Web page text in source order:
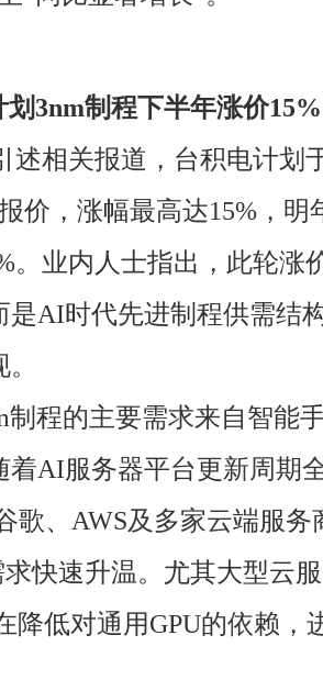
划3nm制程下半年涨价15%
述相关报道，台积电计划
价，涨幅最高达15%，明
。业内人士指出，此轮涨
是AI时代先进制程供需结
制程的主要需求来自智能
着AI服务器平台更新周期
歌、AWS及多家云端服务
求快速升温。尤其大型云
降低对通用GPU的依赖，